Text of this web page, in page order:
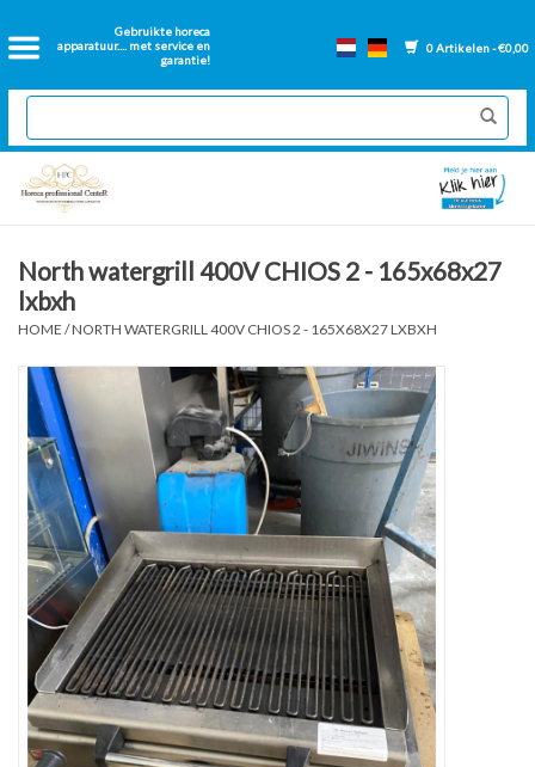
Gebruikte horeca
apparatuur.... met service en
garantie!
0 Artikelen - €0,00
Home
2dehands Horeca
Nieuwe apparatuur
GN Bakken
Onderdelen bakwanden
Ventilatie kanalen
Over ons
North watergrill 400V CHIOS 2 - 165x68x27
lxbxh
HOME /NORTH WATERGRILL 400V CHIOS 2 - 165X68X27 LXBXH